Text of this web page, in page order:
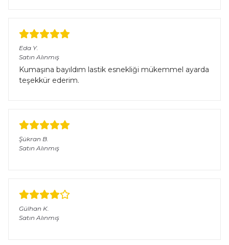
Eda Y.
Satın Alınmış
Kumaşına bayıldım lastik esnekliği mükemmel ayarda
teşekkür ederim.
Şükran B.
Satın Alınmış
Gülhan K.
Satın Alınmış